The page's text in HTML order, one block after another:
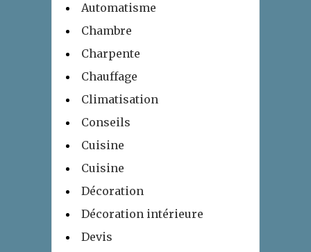
Automatisme
Chambre
Charpente
Chauffage
Climatisation
Conseils
Cuisine
Cuisine
Décoration
Décoration intérieure
Devis